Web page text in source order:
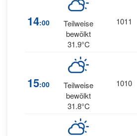
14:00
Teilweise
bewölkt
31.9°C
1011
15:00
Teilweise
bewölkt
31.8°C
1010